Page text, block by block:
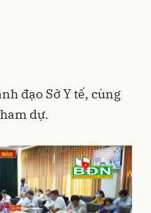
đạo Sở Y tế, cùng
dự.